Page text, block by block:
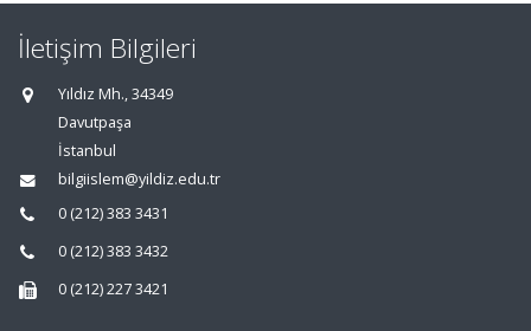
İletişim Bilgileri
Yıldız Mh., 34349
Davutpaşa
İstanbul
bilgiislem@yildiz.edu.tr
0 (212) 383 3431
0 (212) 383 3432
0 (212) 227 3421